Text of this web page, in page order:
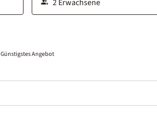
Günstigstes Angebot